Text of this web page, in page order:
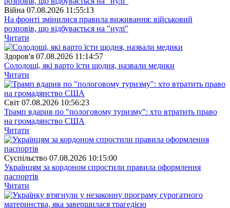
Війна 07.08.2026 11:55:13
На фронті змінилися правила виживання: військовий
розповів, що відбувається на "нулі"
Читати
Здоров'я 07.08.2026 11:14:57
Солодощі, які варто їсти щодня, назвали медики
Читати
Свiт 07.08.2026 10:56:23
Трамп вдарив по "пологовому туризму": хто втратить право
на громадянство США
Читати
Суспiльство 07.08.2026 10:15:00
Українцям за кордоном спростили правила оформлення
паспортів
Читати